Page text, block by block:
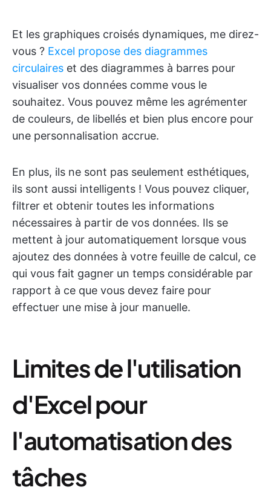
Et les graphiques croisés dynamiques, me direz-
vous ? Excel propose des diagrammes
circulaires et des diagrammes à barres pour
visualiser vos données comme vous le
souhaitez. Vous pouvez même les agrémenter
de couleurs, de libellés et bien plus encore pour
une personnalisation accrue.
En plus, ils ne sont pas seulement esthétiques,
ils sont aussi intelligents ! Vous pouvez cliquer,
filtrer et obtenir toutes les informations
nécessaires à partir de vos données. Ils se
mettent à jour automatiquement lorsque vous
ajoutez des données à votre feuille de calcul, ce
qui vous fait gagner un temps considérable par
rapport à ce que vous devez faire pour
effectuer une mise à jour manuelle.
Limites de l'utilisation
d'Excel pour
l'automatisation des
tâches